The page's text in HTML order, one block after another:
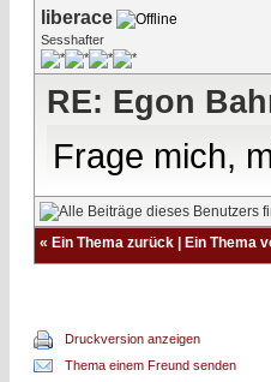
liberace
Sesshafter
RE: Egon
Frage mich,
« Ein Thema zurück | Ein Thema
Druckversion anzeigen
Thema einem Freund senden